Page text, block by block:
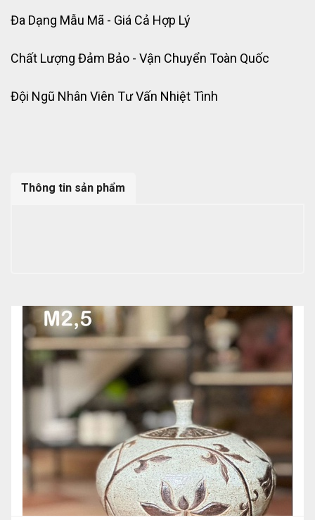
Đa Dạng Mẫu Mã - Giá Cả Hợp Lý
Chất Lượng Đảm Bảo - Vận Chuyển Toàn Quốc
Đội Ngũ Nhân Viên Tư Vấn Nhiệt Tình
Thông tin sản phẩm